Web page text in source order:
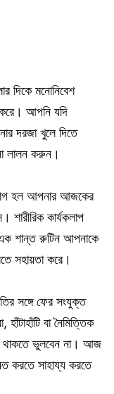
দিকে মনোনিবেশ
আপনি যদি
দরজা খুলে দিতে
লালন করুন।
হল আপনার আজকের
শারীরিক কার্যকলাপ
এক শান্ত রুটিন আপনাকে
সহায়তা করে।
সঙ্গে ফের সংযুক্ত
বা নৈমিত্তিক
থাকতে ভুলবেন না। আজ
করতে সাহায্য করতে